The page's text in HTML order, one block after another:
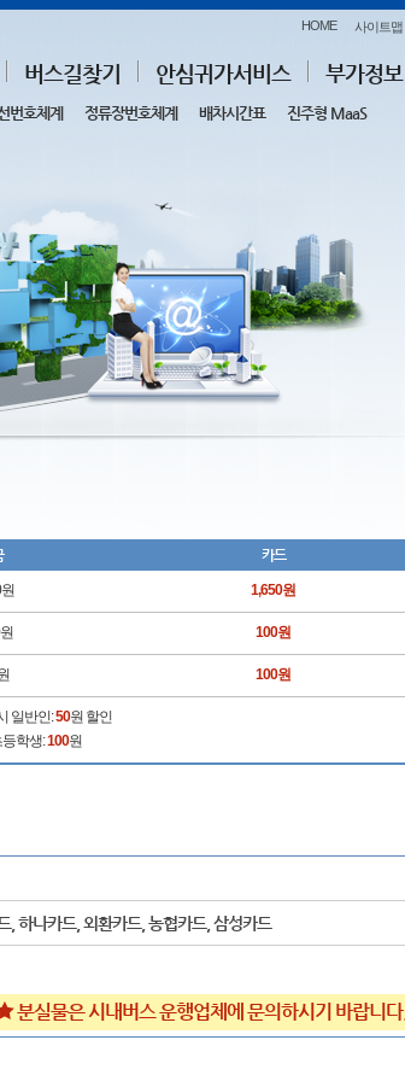
HOME 사이트맵
버스길찾기 안심귀가서비스 부가정보
번호체계 정류장번호체계 배차시간표 진주형 MaaS
카드
1,650원
100원
100원
일반인:50원 할인
등학생:100원
, 하나카드, 외환카드, 농협카드, 삼성카드
분실물은 시내버스 운행업체에 문의하시기 바랍니다.